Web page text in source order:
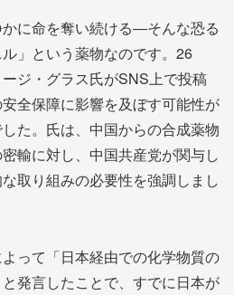
に命を奪い続ける―そんな恐る
」という薬物なのです。26
ジ・グラス氏がSNS上で投稿
全保障に影響を及ぼす可能性が
た。氏は、中国からの合成薬物
輸に対し、中国共産党が関与し
取り組みの必要性を強調しまし
って「日本経由での化学物質の
発言したことで、すでに日本が